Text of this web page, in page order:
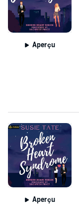
Aperçu
Aperçu